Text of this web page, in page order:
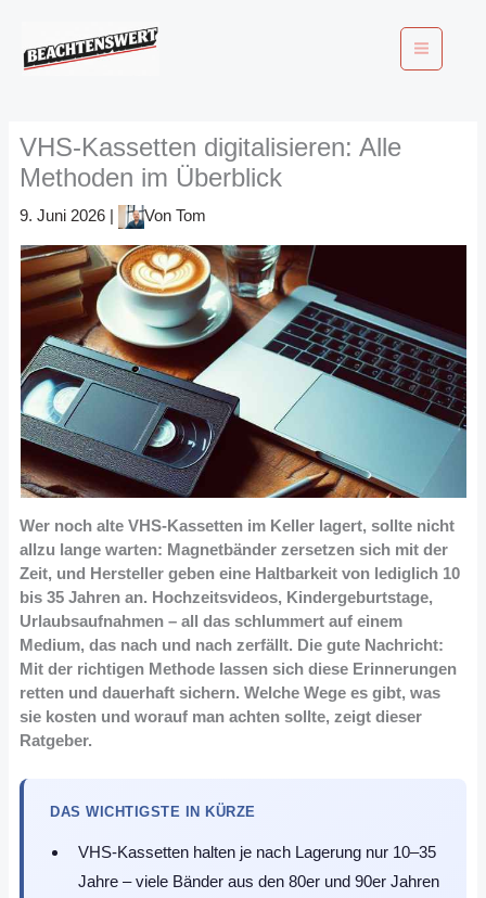
springen
VHS-Kassetten digitalisieren: Alle
Methoden im Überblick
9. Juni 2026 | VonTom
Wer noch alte VHS-Kassetten im Keller lagert, sollte nicht
allzu lange warten: Magnetbänder zersetzen sich mit der
Zeit, und Hersteller geben eine Haltbarkeit von lediglich 10
bis 35 Jahren an. Hochzeitsvideos, Kindergeburtstage,
Urlaubsaufnahmen – all das schlummert auf einem
Medium, das nach und nach zerfällt. Die gute Nachricht:
Mit der richtigen Methode lassen sich diese Erinnerungen
retten und dauerhaft sichern. Welche Wege es gibt, was
sie kosten und worauf man achten sollte, zeigt dieser
Ratgeber.
DAS WICHTIGSTE IN KÜRZE
VHS-Kassetten halten je nach Lagerung nur 10–35
Jahre – viele Bänder aus den 80er und 90er Jahren